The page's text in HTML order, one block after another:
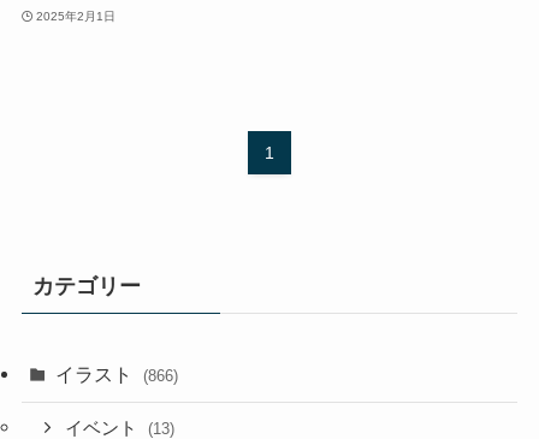
2025年2月1日
1
カテゴリー
イラスト (866)
イベント (13)